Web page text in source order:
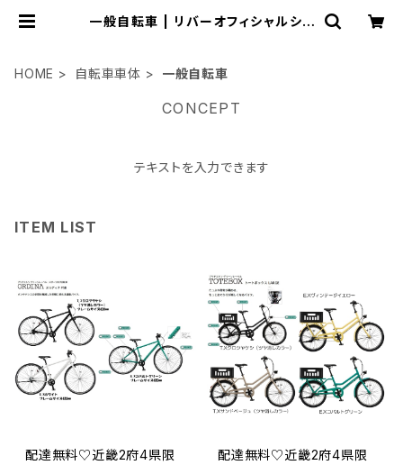
一般自転車 | リバーオフィシャルショ
HOME 自転車車体 一般自転車
CONCEPT
テキストを入力できます
ITEM LIST
配達無料♡近畿2府4県限
配達無料♡近畿2府4県限